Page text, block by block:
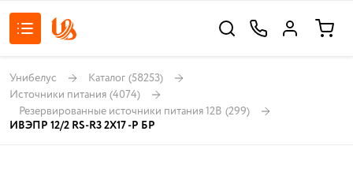
Унибелус Каталог (58253)
Источники питания (4074)
Резервированные источники питания 12В (299)
ИВЭПР 12/2 RS-R3 2Х17 -Р БР